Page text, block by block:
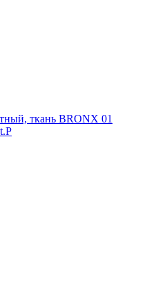
ткань BRONX 01